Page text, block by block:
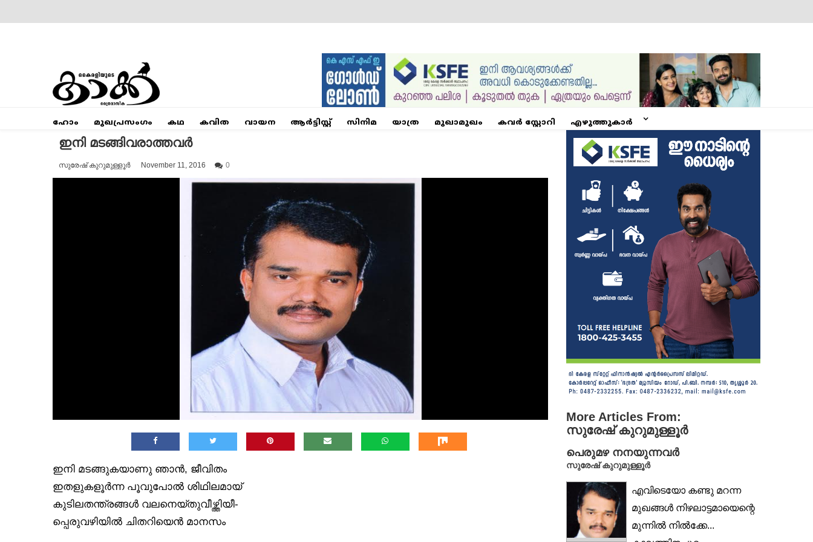
Mumbai Kaakka
ഹോം മുഖപ്രസംഗം കഥ കവിത വായന ആര്‍ട്ടിസ്റ്റ് സിനിമ യാത്ര മുഖാമുഖം കവർ സ്റ്റോറി എഴുത്തുകാർ
ഇനി മടങ്ങിവരാത്തവര്‍
സുരേഷ് കുറുമുള്ളൂര്‍ November 11, 2016 0
ഇനി മടങ്ങുകയാണു ഞാന്‍, ജീവിതം
ഇതളുകളൂര്‍ന്ന പൂവുപോല്‍ ശിഥിലമായ്
കുടിലതന്ത്രങ്ങള്‍ വലനെയ്തുവീഴ്ത്തിയീ-
പ്പെരുവഴിയില്‍ ചിതറിയെന്‍ മാനസം
More Articles From:
സുരേഷ് കുറുമുള്ളൂര്‍
പെരുമഴ നനയുന്നവർ
സുരേഷ് കുറുമുള്ളൂർ
എവിടെയോ കണ്ടു മറന്ന
മുഖങ്ങൾ നിഴലാട്ടമായെന്റെ
മുന്നിൽ നിൽക്കേ...